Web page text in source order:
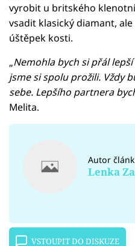
vyrobit u britského
vsadit klasický diamant,
úštěpek kosti.
„Nemohla bych si přál
jsme si spolu prožili. Vždy
sebe. Lepšího partnera
Melita.
Autor
Lenka
VSTOUPIT DO DISKUZE